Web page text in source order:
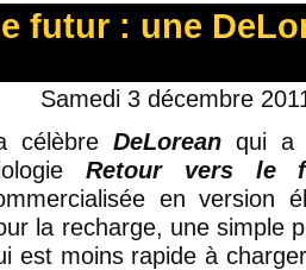
futur : une
Samedi 3 décembre
célèbre DeLorean qui a
Retour vers le
en version
la recharge, une simple
est moins rapide à